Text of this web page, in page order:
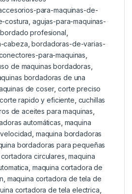
para-maquinas-de-
costura agujas-para-maquinas-
,bordado profesional
cabeza ,bordadoras-de-varias-
para-maquinas
de maquinas bordadoras
bordadoras de una
de coser,corte preciso
corte rapido y eficiente cuchillas
de aceites para maquinas
automáticas maquina
maquina bordadoras
bordadoras para pequeñas
circulares ,maquina
maquina cortadora de
maquina cortadora de tela de
cortadora de tela electrica